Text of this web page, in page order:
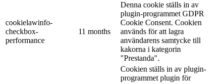
cookielawinfo-
checkbox-
performance
11 months
Denna cookie ställs in av
plugin-programmet GDPR
Cookie Consent. Cookien
används för att lagra
användarens samtycke till
kakorna i kategorin
"Prestanda".
Cookien ställs in av plugin-
programmet plugin för